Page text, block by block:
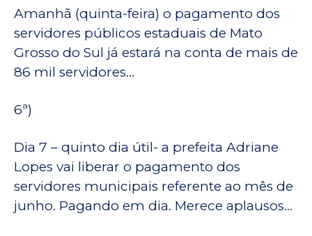
Amanhã (quinta-feira) o pagamento dos
servidores públicos estaduais de Mato
Grosso do Sul já estará na conta de mais de
86 mil servidores…
6ª)
Dia 7 – quinto dia útil- a prefeita Adriane
Lopes vai liberar o pagamento dos
servidores municipais referente ao mês de
junho. Pagando em dia. Merece aplausos…